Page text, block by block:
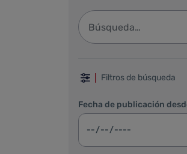
Barra de
Filtrar por
Filtros de búsqueda
Fecha de publicación